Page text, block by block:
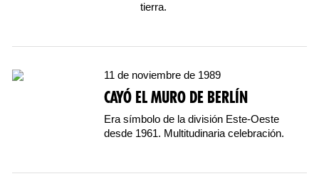
tierra.
11 de noviembre de 1989
CAYÓ EL MURO DE BERLÍN
Era símbolo de la división Este-Oeste
desde 1961. Multitudinaria celebración.